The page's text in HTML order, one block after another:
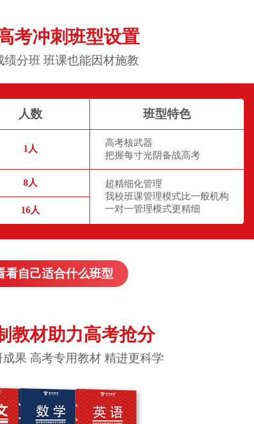
考冲刺班型设置
绩分班 班课也能因材施教
人数 班型特色
1人
高考核武器
把握每寸光阴备战高考
8人
超精细化管理
我校班课管理模式比一般机构
一对一管理模式更精细
16人
看自己适合什么班型
教材助力高考抢分
果 高考专用教材 精进更科学